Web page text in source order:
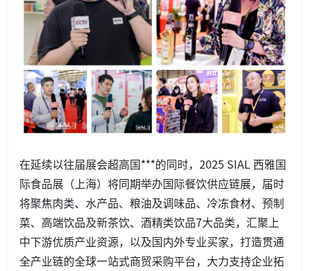
在延续以往届展会超高国***的同时，2025 SIAL 西雅国
际食品展（上海）将同期举办国际餐饮供应链展，届时
将聚焦肉类、水产品、粮油及调味品、冷冻食材、预制
菜、高端饮品及新茶饮、酒精类饮品7大品类，汇聚上
中下游优质产业资源，以及国内外专业买家，打造贯通
全产业链的全球一站式商贸采购平台，大力支持企业拓